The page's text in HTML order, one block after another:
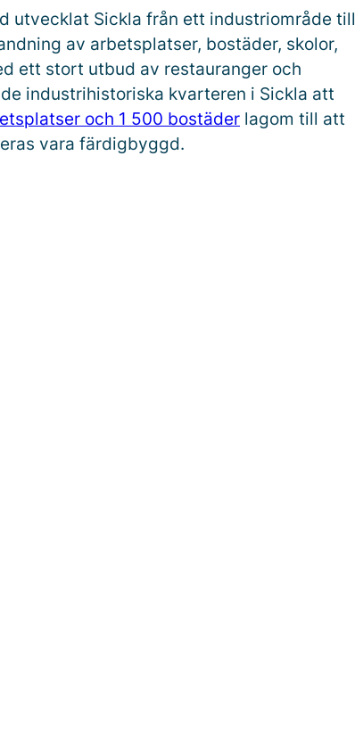
utvecklat Sickla från ett industriområde till
av arbetsplatser, bostäder, skolor,
ett stort utbud av restauranger och
industrihistoriska kvarteren i Sickla att
och 1 500 bostäder lagom till att
vara färdigbyggd.